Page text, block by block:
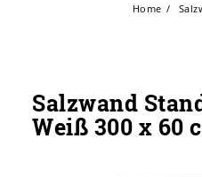
Home
Salzwand
Weiß 300 x 60